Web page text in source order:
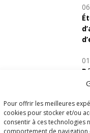
Pour offrir les meilleures
cookies pour stocker et/ou
consentir à ces technologies
comportement de navigation